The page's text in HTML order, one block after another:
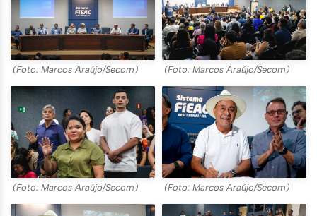
(Foto: Marcos Araújo/Secom) (Foto: Marcos Araújo/Secom)
(Foto: Marcos Araújo/Secom) (Foto: Marcos Araújo/Secom)